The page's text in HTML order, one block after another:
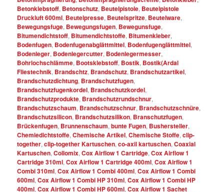
Betonklebstoff, Betonschutz, Beutelpistole, Beutelpistole
Druckluft 600ml, Beutelpresse, Beutelspritze, Beutelware,
Bewegungsfuge, Bewegungsfugen, Bewegunsfuge,
Bitumendichtstoff, Bitumendichtstoffe, Bitumenkleber,
Bodenfugen, Bodenfugenabglättmittel, Bodenfugenglättmittel,
Bodenleger, Bodenlegercutter, Bodenlegermesser,
Bohrlochschlämme, Bootsklebstoff, Bostik, Bostik(Ardal
Fliestechnik, Brandschtz, Brandschutz, Brandschutzartikel,
Brandschutzdichtung, Brandschutzfugen,
Brandschutzfugenkordel, Brandschutzkordel,
Brandschutzprodukte, Brandschutzrundschnur,
Brandschutzschaum, Brandschutzschnur, Brandschutzschnüre,
Brandschutzsilicon, Brandschutzsilikon, Branschutzfugen,
Brückenfugen, Brunnenschaum,bunte Fugen, Bushersteller,
Chemiedichtstoffe,Chemische Artikel,Chemische Stoffe,clip-
together,clip-together Kartuschen,co-axil kartuschen,Coaxial
Kartuschen,Collomix,Cox Airflow 1 Cartridge,Cox Airflow 1
Cartridge 310ml,Cox Airflow 1 Cartridge 400ml,Cox Airflow 1
Combi 310ml,Cox Airflow 1 Combi 400ml,Cox Airflow 1 Combi
600ml,Cox Airflow 1 Combi HP 310ml,Cox Airflow 1 Combi HP
400ml,Cox Airflow 1 Combi HP 600ml,Cox Airflow 1 Sachet